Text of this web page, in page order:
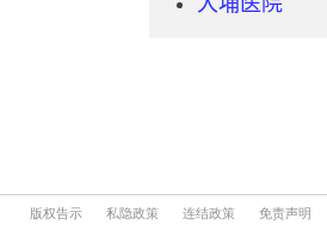
版权告示 私隐政策 连结政策
免责声明